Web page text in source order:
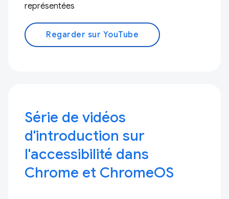
représentées
Regarder sur YouTube
Série de vidéos
d'introduction sur
l'accessibilité dans
Chrome et ChromeOS